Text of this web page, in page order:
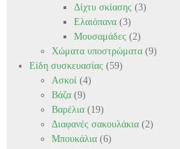
Δίχτυ σκίασης (3)
Ελαιόπανα (3)
Μουσαμάδες (2)
Χώματα υποστρώματα (9)
Είδη συσκευασίας (59)
Ασκοί (4)
Βάζα (9)
Βαρέλια (19)
Διαφανές σακουλάκια (2)
Μπουκάλια (6)